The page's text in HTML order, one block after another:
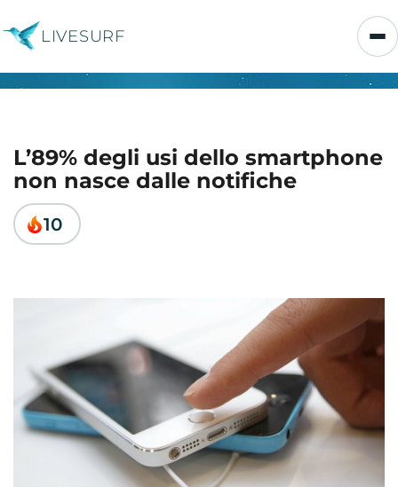
LIVESURF
L’89% degli usi dello smartphone
non nasce dalle notifiche
10